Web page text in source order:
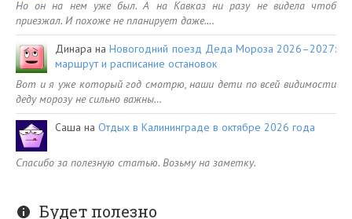
Но он на нем уже был. А на Кавказ ни разу не видела чтоб
приезжал. И похоже не планирует даже.…
Динара наНовогодний поезд Деда Мороза 2026–2027:
маршрут и расписание остановок
Вот и я уже который год смотрю, наши дети по всей видимости
деду морозу не сильно важны…
Саша на Отдых в Калининграде в октябре 2026 года
Спасибо за полезную статью. Возьму на заметку.
Будет полезно